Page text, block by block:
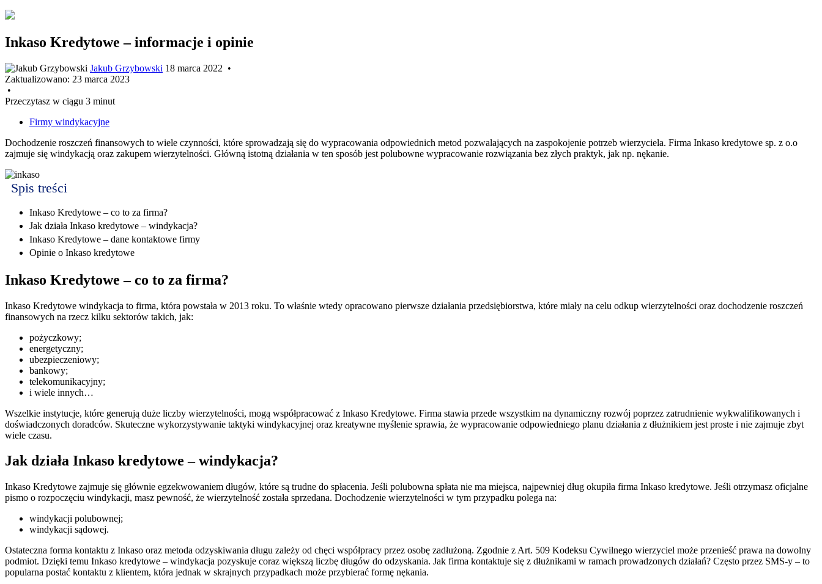
Inkaso Kredytowe – informacje i opinie
Jakub Grzybowski 18 marca 2022 •
Zaktualizowano: 23 marca 2023
•
Przeczytasz w ciągu 3 minut
Firmy windykacyjne
Dochodzenie roszczeń finansowych to wiele czynności, które sprowadzają się do wypracowania odpowiednich metod pozwalających na zaspokojenie potrzeb wierzyciela. Firma Inkaso kredytowe sp. z o.o
zajmuje się windykacją oraz zakupem wierzytelności. Główną istotną działania w ten sposób jest polubowne wypracowanie rozwiązania bez złych praktyk, jak np. nękanie.
Spis treści
Inkaso Kredytowe – co to za firma?
Jak działa Inkaso kredytowe – windykacja?
Inkaso Kredytowe – dane kontaktowe firmy
Opinie o Inkaso kredytowe
Inkaso Kredytowe – co to za firma?
Inkaso Kredytowe windykacja to firma, która powstała w 2013 roku. To właśnie wtedy opracowano pierwsze działania przedsiębiorstwa, które miały na celu odkup wierzytelności oraz dochodzenie roszczeń
finansowych na rzecz kilku sektorów takich, jak:
pożyczkowy;
energetyczny;
ubezpieczeniowy;
bankowy;
telekomunikacyjny;
i wiele innych…
Wszelkie instytucje, które generują duże liczby wierzytelności, mogą współpracować z Inkaso Kredytowe. Firma stawia przede wszystkim na dynamiczny rozwój poprzez zatrudnienie wykwalifikowanych i
doświadczonych doradców. Skuteczne wykorzystywanie taktyki windykacyjnej oraz kreatywne myślenie sprawia, że wypracowanie odpowiedniego planu działania z dłużnikiem jest proste i nie zajmuje zbyt
wiele czasu.
Jak działa Inkaso kredytowe – windykacja?
Inkaso Kredytowe zajmuje się głównie egzekwowaniem długów, które są trudne do spłacenia. Jeśli polubowna spłata nie ma miejsca, najpewniej dług okupiła firma Inkaso kredytowe. Jeśli otrzymasz oficjalne
pismo o rozpoczęciu windykacji, masz pewność, że wierzytelność została sprzedana. Dochodzenie wierzytelności w tym przypadku polega na:
windykacji polubownej;
windykacji sądowej.
Ostateczna forma kontaktu z Inkaso oraz metoda odzyskiwania długu zależy od chęci współpracy przez osobę zadłużoną. Zgodnie z Art. 509 Kodeksu Cywilnego wierzyciel może przenieść prawa na dowolny
podmiot. Dzięki temu Inkaso kredytowe – windykacja pozyskuje coraz większą liczbę długów do odzyskania. Jak firma kontaktuje się z dłużnikami w ramach prowadzonych działań? Często przez SMS-y – to
popularna postać kontaktu z klientem, która jednak w skrajnych przypadkach może przybierać formę nękania.